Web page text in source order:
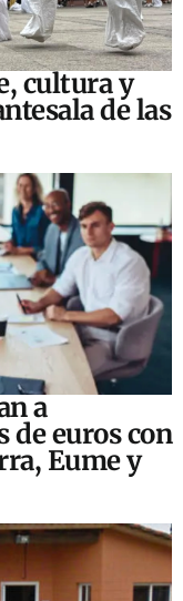
cultura y
de las
a
euros con
Eume y